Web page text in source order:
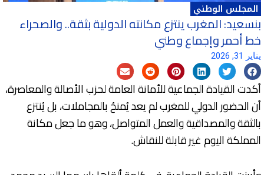
المجلس الوطني
بنسعيد: المغرب ينتزع مكانته الدولية بثقة.. والصحراء
خط أحمر وإجماع وطني
يناير 31, 2026
أكدت القيادة الجماعية للأمانة العامة لحزب الأصالة والمعاصرة،
أن الحضور الدولي للمغرب لم يعد يُمنحُ بالمجاملات، بل يُنتزع
بالثقة والمصداقية والعمل المتواصل، وهو ما جعل مكانة
المملكة اليوم غير قابلة للنقاش.